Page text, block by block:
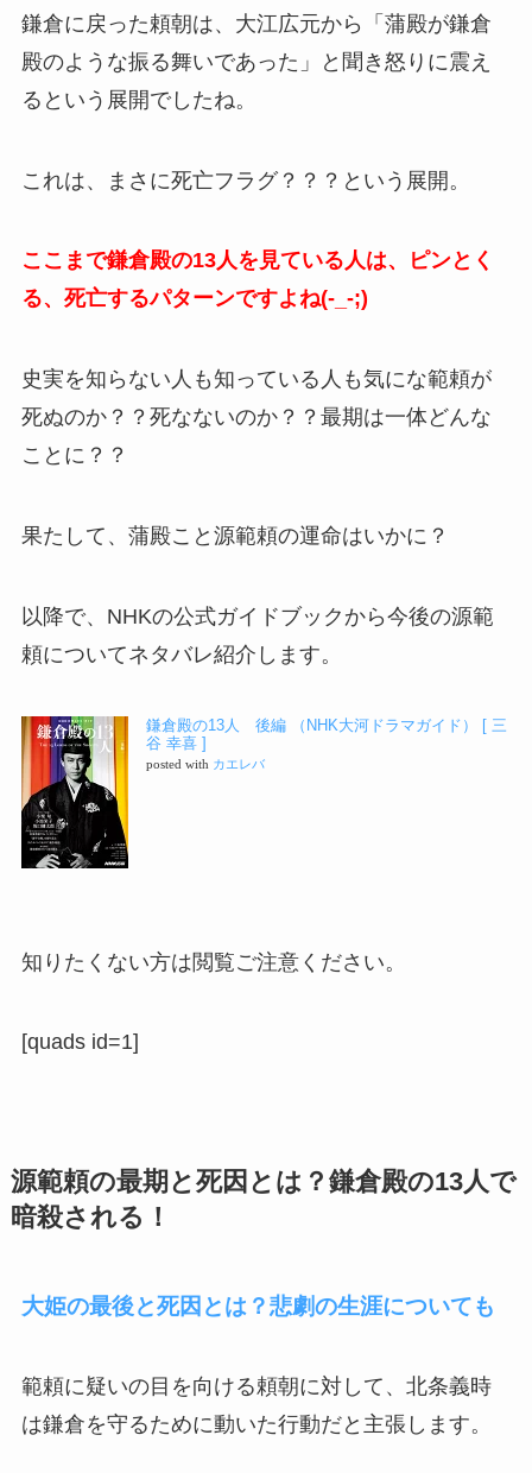
鎌倉に戻った頼朝は、大江広元から「蒲殿が鎌倉
殿のような振る舞いであった」と聞き怒りに震え
るという展開でしたね。
これは、まさに死亡フラグ？？？という展開。
ここまで鎌倉殿の13人を見ている人は、ピンとく
る、死亡するパターンですよね(-_-;)
史実を知らない人も知っている人も気にな範頼が
死ぬのか？？死なないのか？？最期は一体どんな
ことに？？
果たして、蒲殿こと源範頼の運命はいかに？
以降で、NHKの公式ガイドブックから今後の源範
頼についてネタバレ紹介します。
鎌倉殿の13人 後編 （NHK大河ドラマガイド） [ 三
谷 幸喜 ]
posted with カエレバ
知りたくない方は閲覧ご注意ください。
[quads id=1]
源範頼の最期と死因とは？鎌倉殿の13人で
暗殺される！
大姫の最後と死因とは？悲劇の生涯についても
範頼に疑いの目を向ける頼朝に対して、北条義時
は鎌倉を守るために動いた行動だと主張します。